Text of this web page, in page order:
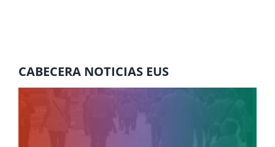
CABECERA NOTICIAS EUS